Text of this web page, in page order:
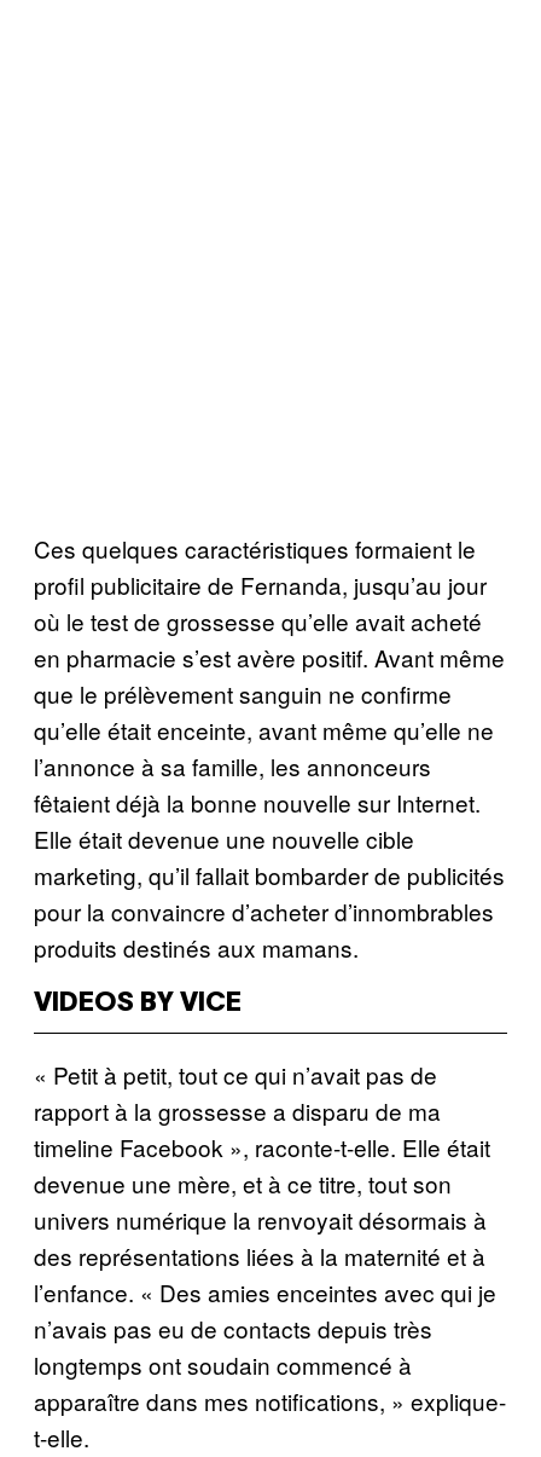
Ces quelques caractéristiques formaient le
profil publicitaire de Fernanda, jusqu’au jour
où le test de grossesse qu’elle avait acheté
en pharmacie s’est avère positif. Avant même
que le prélèvement sanguin ne confirme
qu’elle était enceinte, avant même qu’elle ne
l’annonce à sa famille, les annonceurs
fêtaient déjà la bonne nouvelle sur Internet.
Elle était devenue une nouvelle cible
marketing, qu’il fallait bombarder de publicités
pour la convaincre d’acheter d’innombrables
produits destinés aux mamans.
VIDEOS BY VICE
« Petit à petit, tout ce qui n’avait pas de
rapport à la grossesse a disparu de ma
timeline Facebook », raconte-t-elle. Elle était
devenue une mère, et à ce titre, tout son
univers numérique la renvoyait désormais à
des représentations liées à la maternité et à
l’enfance. « Des amies enceintes avec qui je
n’avais pas eu de contacts depuis très
longtemps ont soudain commencé à
apparaître dans mes notifications, » explique-
t-elle.